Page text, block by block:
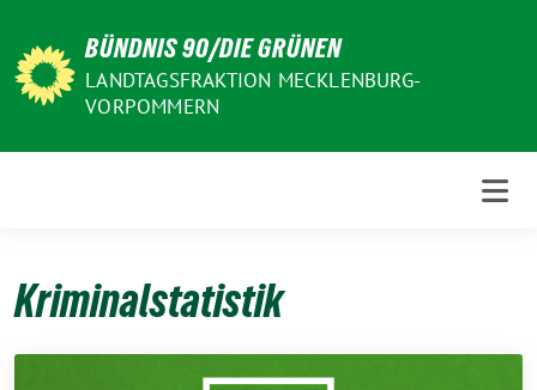
zum
Inhalt
BÜNDNIS 90/DIE GRÜNEN
LANDTAGSFRAKTION MECKLENBURG-
VORPOMMERN
Kriminalstatistik